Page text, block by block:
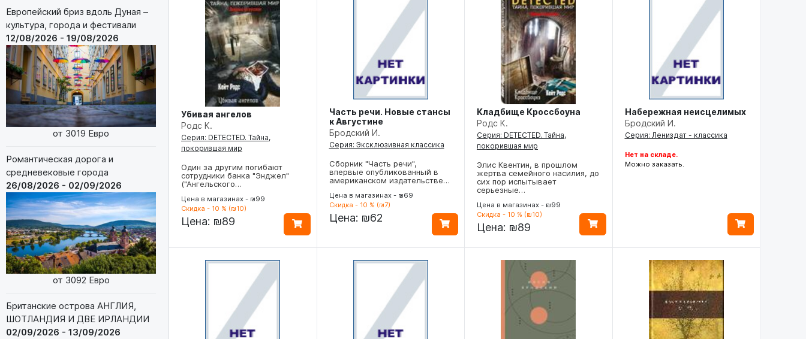
Европейский бриз вдоль Дуная –
культура, города и фестивали
12/08/2026 - 19/08/2026
от 3019 Евро
Романтическая дорога и
средневековые города
26/08/2026 - 02/09/2026
от 3092 Евро
Британские острова АНГЛИЯ,
ШОТЛАНДИЯ И ДВЕ ИРЛАНДИИ
02/09/2026 - 13/09/2026
Убивая ангелов
Родс К.
Серия: DETECTED. Тайна,
покорившая мир
Один за другим погибают
сотрудники банка "Энджел"
("Ангельского…
Цена в магазинах - ₪99
Скидка - 10 % (₪10)
Цена: ₪89
Часть речи. Новые стансы
к Августине
Бродский И.
Серия: Эксклюзивная классика
Сборник "Часть речи",
впервые опубликованный в
американском издательстве…
Цена в магазинах - ₪69
Скидка - 10 % (₪7)
Цена: ₪62
Кладбище Кроссбоуна
Родс К.
Серия: DETECTED. Тайна,
покорившая мир
Элис Квентин, в прошлом
жертва семейного насилия, до
сих пор испытывает
серьезные…
Цена в магазинах - ₪99
Скидка - 10 % (₪10)
Цена: ₪89
Набережная неисцелимых
Бродский И.
Серия: Лениздат - классика
Нет на складе.
Можно заказать.